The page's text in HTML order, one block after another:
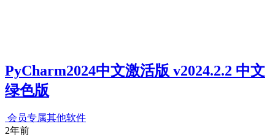
PyCharm2024中文激活版 v2024.2.2 中文
绿色版
会员专属其他软件
2年前